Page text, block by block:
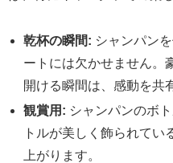
乾杯の瞬間: シャンパン
ートには欠かせません。
開ける瞬間は、感動を共
観賞用: シャンパンのボ
トルが美しく飾られてい
上がります。